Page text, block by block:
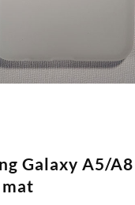
Galaxy A5/